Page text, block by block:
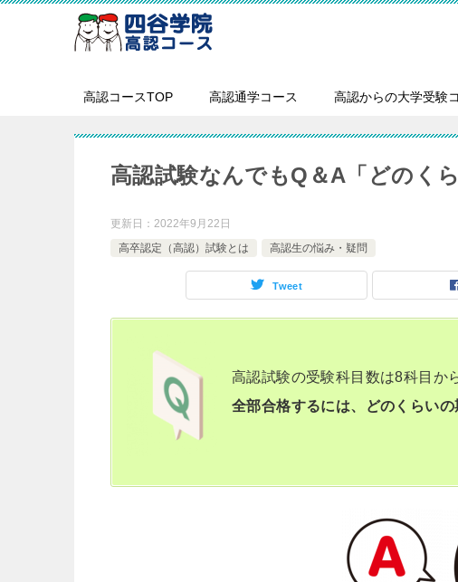
高認コースTOP 高認通学コース 高認からの大学受験
高認試験なんでもQ＆A「どのく
更新日： 2022年9月22日
高卒認定（高認）試験とは
高認生の悩み・疑問
Tweet
高認試験の受験科目数は8科目か
全部合格するには、どのくらい